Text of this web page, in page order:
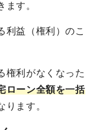
ます。
利益（権利）のこ
権利がなくなった
ローン全額を一括
ります。